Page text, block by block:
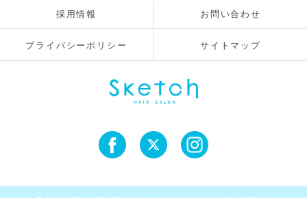
採用情報 お問い合わせ
プライバシーポリシー サイトマップ